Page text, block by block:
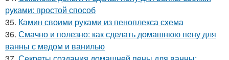
руками: простой способ
35. Камин своими руками из пеноплекса схема
36. Смачно и полезно: как сделать домашнюю пену для
ванны с медом и ванилью